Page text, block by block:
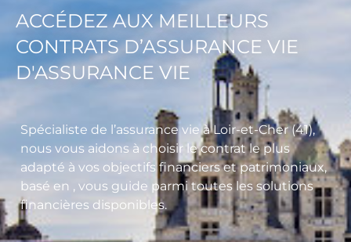
ACCÉDEZ AUX MEILLEURS
CONTRATS D’ASSURANCE VIE
D'ASSURANCE VIE
Spécialiste de l’assurance vie à Loir-et-Cher (41),
nous vous aidons à choisir le contrat le plus
adapté à vos objectifs financiers et patrimoniaux,
basé en , vous guide parmi toutes les solutions
financières disponibles.